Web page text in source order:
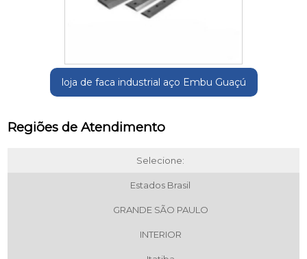
loja de faca industrial aço Embu Guaçú
Regiões de Atendimento
Selecione:
Estados Brasil
GRANDE SÃO PAULO
INTERIOR